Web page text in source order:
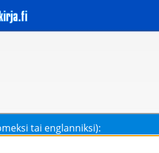
tai englanniksi):